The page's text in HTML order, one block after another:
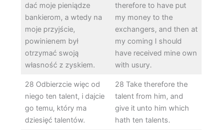
dać moje pieniądze
bankierom, a wtedy na
moje przyjście,
powinienem był
otrzymać swoją
własność z zyskiem.
therefore to have put
my money to the
exchangers, and then at
my coming I should
have received mine own
with usury.
28 Odbierzcie więc od
niego ten talent, i dajcie
go temu, który ma
dziesięć talentów.
28 Take therefore the
talent from him, and
give it unto him which
hath ten talents.